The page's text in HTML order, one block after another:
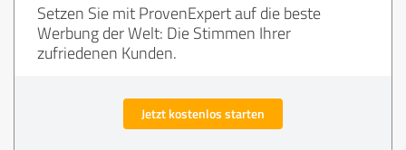
Setzen Sie mit ProvenExpert auf die beste
Werbung der Welt: Die Stimmen Ihrer
zufriedenen Kunden.
Jetzt kostenlos starten